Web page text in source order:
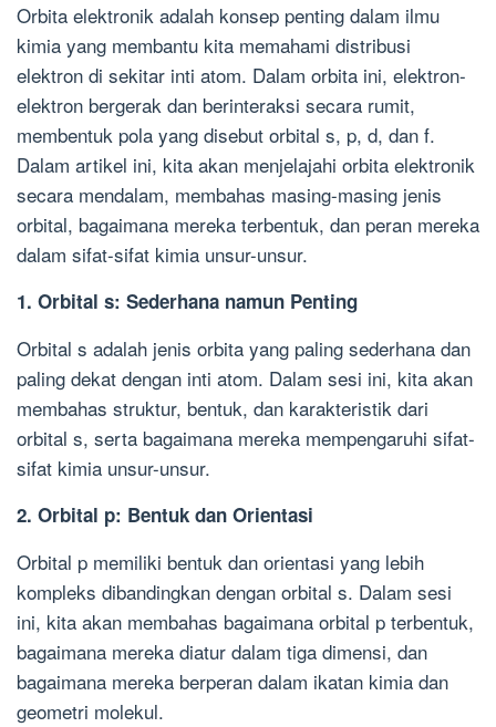
Orbita elektronik adalah konsep penting dalam ilmu
kimia yang membantu kita memahami distribusi
elektron di sekitar inti atom. Dalam orbita ini, elektron-
elektron bergerak dan berinteraksi secara rumit,
membentuk pola yang disebut orbital s, p, d, dan f.
Dalam artikel ini, kita akan menjelajahi orbita elektronik
secara mendalam, membahas masing-masing jenis
orbital, bagaimana mereka terbentuk, dan peran mereka
dalam sifat-sifat kimia unsur-unsur.
1. Orbital s: Sederhana namun Penting
Orbital s adalah jenis orbita yang paling sederhana dan
paling dekat dengan inti atom. Dalam sesi ini, kita akan
membahas struktur, bentuk, dan karakteristik dari
orbital s, serta bagaimana mereka mempengaruhi sifat-
sifat kimia unsur-unsur.
2. Orbital p: Bentuk dan Orientasi
Orbital p memiliki bentuk dan orientasi yang lebih
kompleks dibandingkan dengan orbital s. Dalam sesi
ini, kita akan membahas bagaimana orbital p terbentuk,
bagaimana mereka diatur dalam tiga dimensi, dan
bagaimana mereka berperan dalam ikatan kimia dan
geometri molekul.